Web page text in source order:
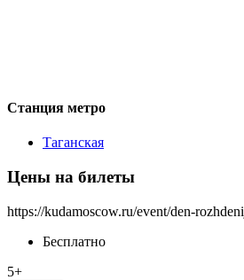
Станция метро
Таганская
Цены на билеты
https://kudamoscow.ru/event/den-
Бесплатно
5+